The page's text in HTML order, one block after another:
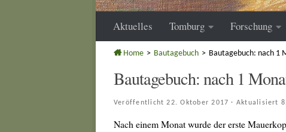
Aktuelles Tomburg Forschung
Home > Bautagebuch > Bautagebuch: nach 1
Bautagebuch: nach 1
Veröffentlicht22. Oktober 2017 · Aktualisiert
Nach einem Monat wurde der erste